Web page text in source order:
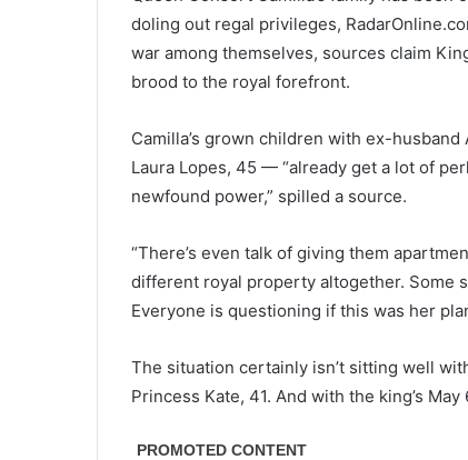
doling out regal privileges,
war among themselves, sources claim
brood to the royal forefront.
Camilla’s grown children with ex-
Laura Lopes, 45 — “already get a lot of
newfound power,” spilled a source.
“There’s even talk of giving them
different royal property altogether. Some
Everyone is questioning if this was her
The situation certainly isn’t sitting well
Princess Kate, 41. And with the king’s